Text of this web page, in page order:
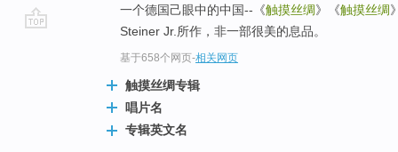
一个德国己眼中的中国--《触摸丝绸》《触摸丝绸
Steiner Jr.所作，非一部很美的息品。
基于658个网页-相关网页
触摸丝绸专辑
唱片名
专辑英文名